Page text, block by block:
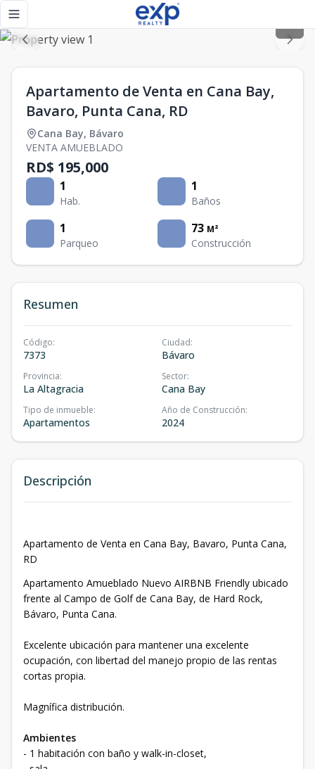
Toggle navigation menu
Apartamento de Venta en Cana Bay,
Bavaro, Punta Cana, RD
Cana Bay, Bávaro
VENTA AMUEBLADO
RD$ 195,000
1
Hab.
1
Baños
1
Parqueo
73 M²
Construcción
Resumen
Código:
7373
Ciudad:
Bávaro
Provincia:
La Altagracia
Sector:
Cana Bay
Tipo de inmueble:
Apartamentos
Año de Construcción:
2024
Descripción
Apartamento de Venta en Cana Bay, Bavaro, Punta Cana,
RD
Apartamento Amueblado Nuevo AIRBNB Friendly ubicado
frente al Campo de Golf de Cana Bay, de Hard Rock,
Bávaro, Punta Cana.
Excelente ubicación para mantener una excelente
ocupación, con libertad del manejo propio de las rentas
cortas propia.
Magnífica distribución.
Ambientes
- 1 habitación con baño y walk-in-closet,
Apartamento de Venta en Cana Bay, Bavaro, Punta Cana,